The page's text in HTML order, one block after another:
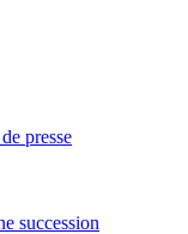
presse
succession